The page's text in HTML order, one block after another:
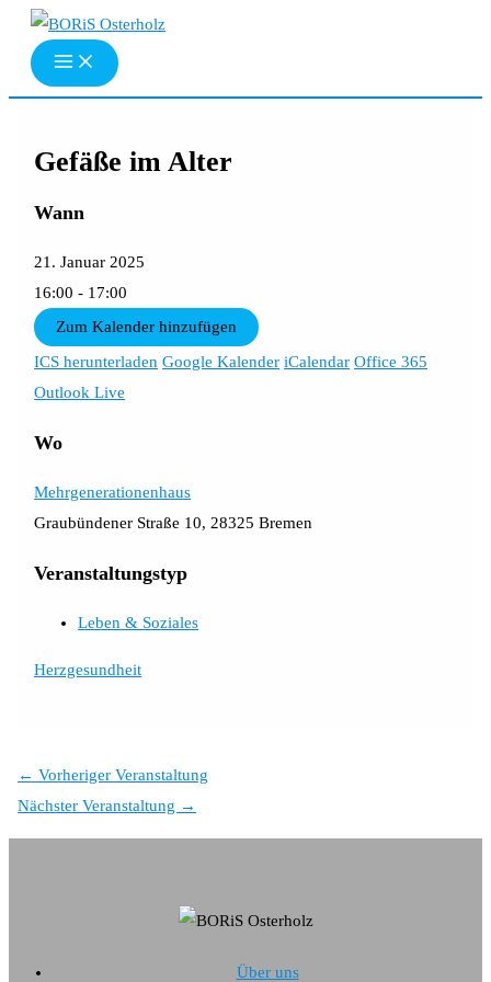
Zum
Inhalt
springen
Gefäße im Alter
Wann
21. Januar 2025
16:00 - 17:00
Zum Kalender hinzufügen
ICS herunterladen Google Kalender iCalendar Office 365
Outlook Live
Wo
Mehrgenerationenhaus
Graubündener Straße 10, 28325 Bremen
Veranstaltungstyp
Leben & Soziales
Herzgesundheit
← Vorheriger Veranstaltung
Nächster Veranstaltung →
Über uns